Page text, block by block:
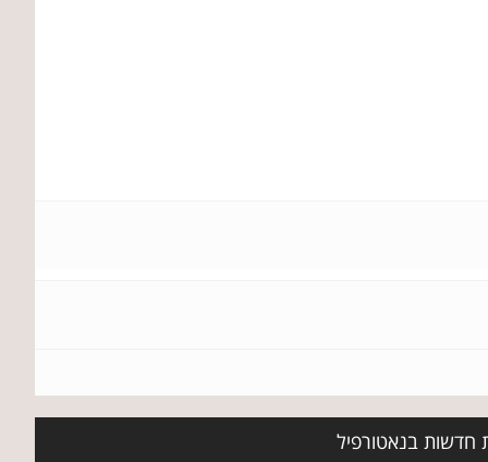
חדשות בנאטורפיל